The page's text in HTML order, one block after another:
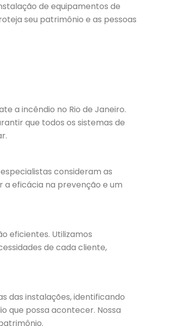
de equipamentos de
seu patrimônio e as pessoas
a incêndio no Rio de Janeiro.
que todos os sistemas de
consideram as
eficácia na prevenção e um
eficientes. Utilizamos
de cada cliente,
das instalações, identificando
que possa acontecer. Nossa